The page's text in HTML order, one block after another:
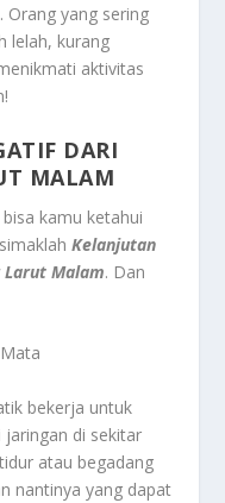
Orang yang sering
lelah, kurang
aktivitas
DARI
MALAM
kamu ketahui
Kelanjutan
Malam. Dan
bekerja untuk
jaringan di sekitar
atau begadang
nantinya yang dapat